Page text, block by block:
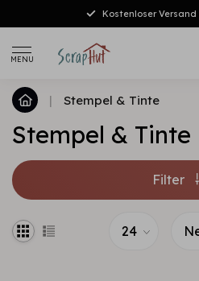
Kostenloser
MENU
| Stempel & Tinte
Stempel & Tinte
Filter